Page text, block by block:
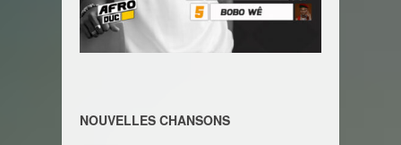
NOUVELLES CHANSONS